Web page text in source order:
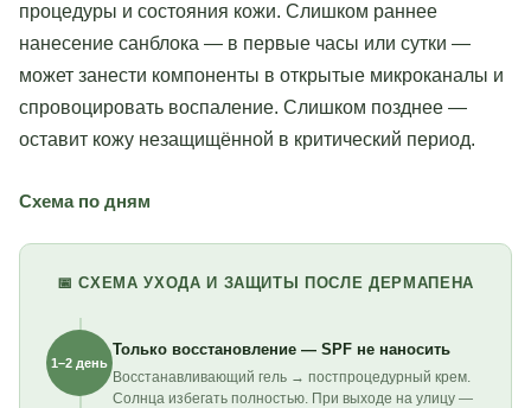
процедуры и состояния кожи. Слишком раннее
нанесение санблока — в первые часы или сутки —
может занести компоненты в открытые микроканалы и
спровоцировать воспаление. Слишком позднее —
оставит кожу незащищённой в критический период.
Схема по дням
📅 СХЕМА УХОДА И ЗАЩИТЫ ПОСЛЕ ДЕРМАПЕНА
1–2 день
Только восстановление — SPF не наносить
Восстанавливающий гель → постпроцедурный крем.
Солнца избегать полностью. При выходе на улицу —